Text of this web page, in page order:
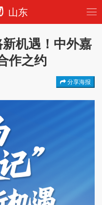
山东
机遇！中外嘉
作之约
分享海报